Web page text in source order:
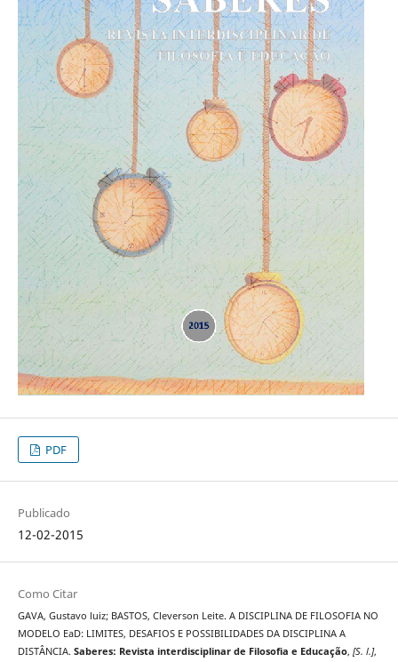
PDF
Publicado
12-02-2015
Como Citar
GAVA, Gustavo luiz; BASTOS, Cleverson Leite. A DISCIPLINA DE FILOSOFIA NO
MODELO EaD: LIMITES, DESAFIOS E POSSIBILIDADES DA DISCIPLINA A
DISTÂNCIA. Saberes: Revista interdisciplinar de Filosofia e Educação, [S. l.],